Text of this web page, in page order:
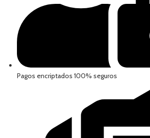
Pagos encriptados 100% seguros